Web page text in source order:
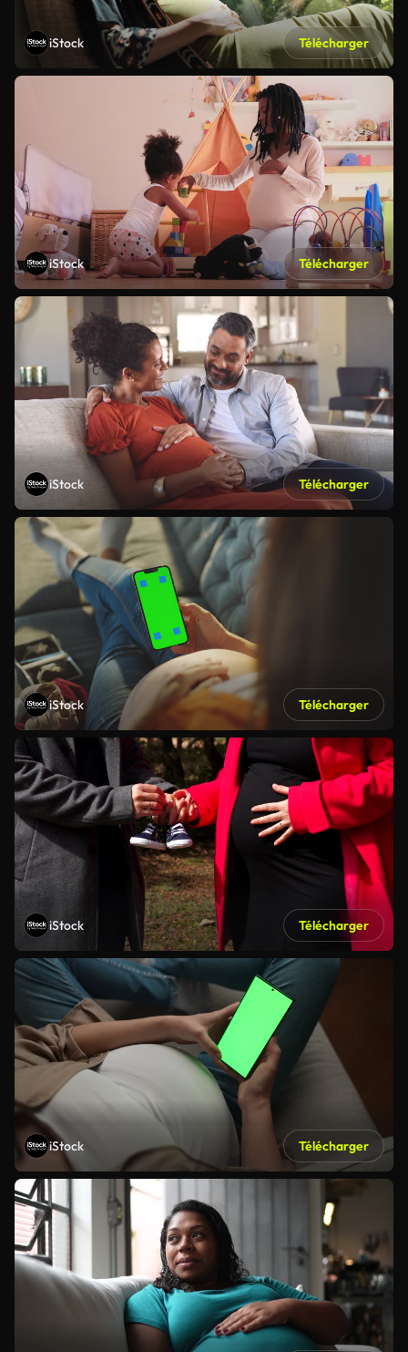
iStock Télécharger
iStock Télécharger
iStock Télécharger
iStock Télécharger
iStock Télécharger
iStock Télécharger